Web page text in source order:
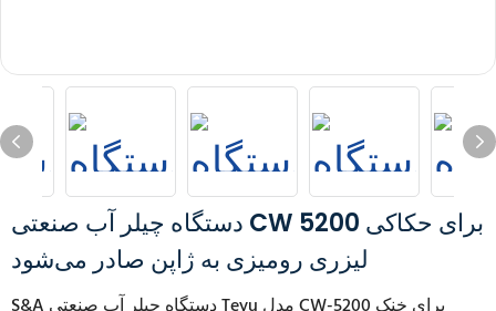
دستگاه چیلر آب صنعتی CW 5200 برای حکاکی
لیزری رومیزی به ژاپن صادر می‌شود